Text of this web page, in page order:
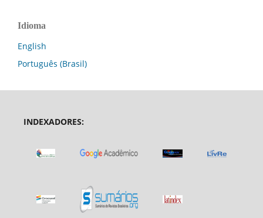
Idioma
English
Português (Brasil)
INDEXADORES: